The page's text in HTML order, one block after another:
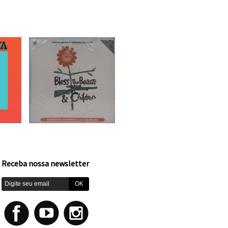
Receba nossa newsletter